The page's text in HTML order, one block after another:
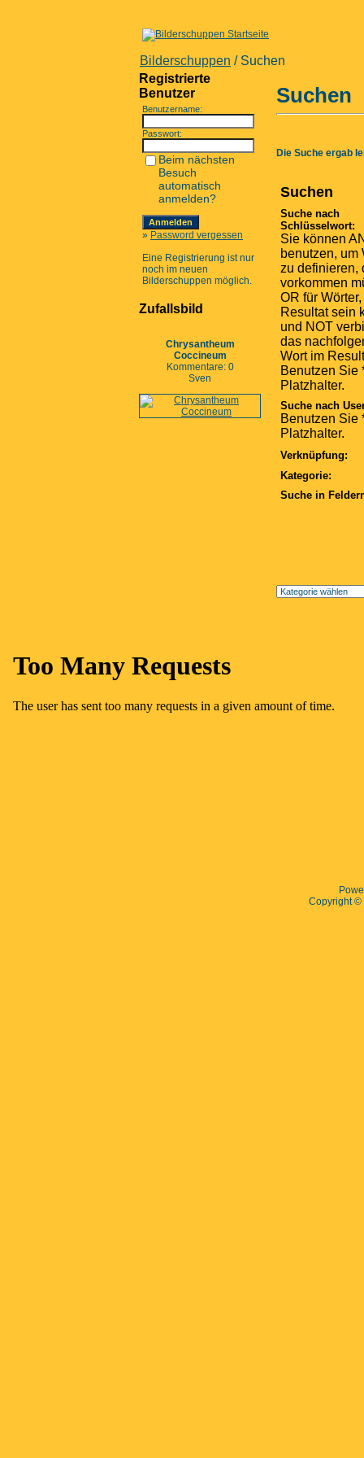
Bilderschuppen / Suchen
Registrierte
Benutzer
Benutzername:
Passwort:
Beim nächsten
Besuch
automatisch
anmelden?
» Password vergessen
Eine Registrierung ist nur
noch im neuen
Bilderschuppen möglich.
Zufallsbild
Chrysantheum
Coccineum
Kommentare: 0
Sven
Suchen
Die Suche ergab
Suchen
Suche nach
Schlüsselwort:
Sie können
benutzen, um
zu definieren,
vorkommen
OR für
Resultat sein
und NOT
das
Wort im
Benutzen Sie
Platzhalter.
Suche nach
Benutzen Sie
Platzhalter.
Verknüpfung:
Kategorie:
Suche in
Copyright